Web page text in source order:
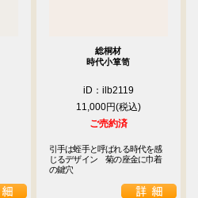
総桐材
時代小箪笥
iD：ilb2119
11,000円
ご売約済
引手は蛭手と呼ばれる時代を感
じるデザイン　菊の座金に巾着
の鍵穴